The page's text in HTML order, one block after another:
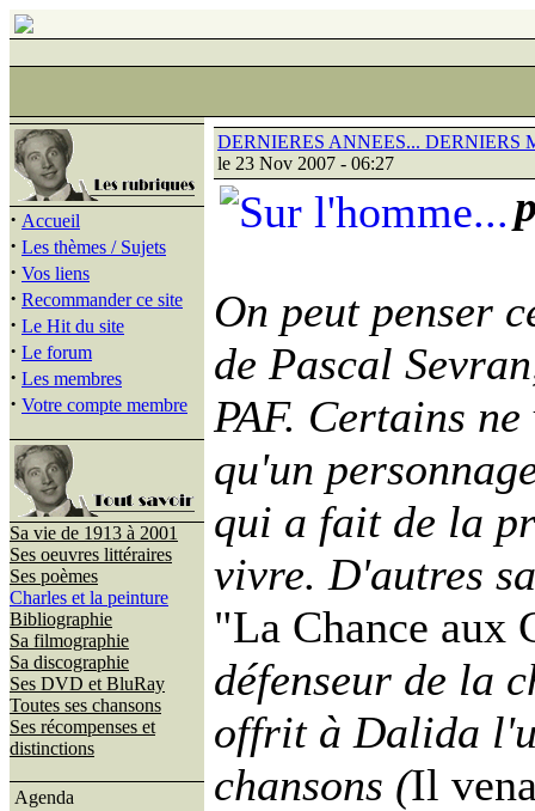
· Accueil
· Les thèmes / Sujets
· Vos liens
· Recommander ce site
· Le Hit du site
· Le forum
· Les membres
· Votre compte membre
Sa vie de 1913 à 2001
Ses oeuvres littéraires
Ses poèmes
Charles et la peinture
Bibliographie
Sa filmographie
Sa discographie
Ses DVD et BluRay
Toutes ses chansons
Ses récompenses et
distinctions
Agenda
DERNIERES ANNEES... DERNIERS
le 23 Nov 2007 - 06:27
On peut penser
de Pascal
PAF. Certains
qu'un
qui a fait de la
vivre. D'autres
"La Chance aux
défenseur de la
offrit à Dalida
chansons (Il